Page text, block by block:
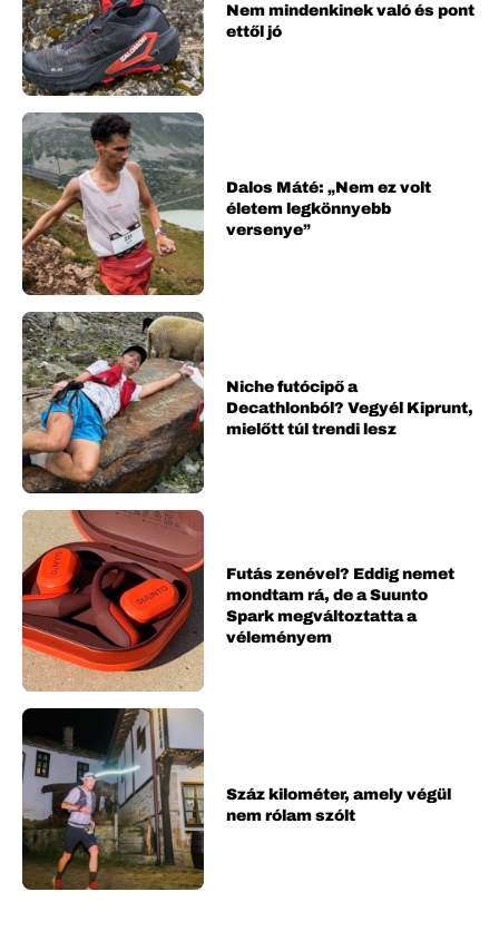
Nem mindenkinek való és pont
ettől jó
Dalos Máté: „Nem ez volt
életem legkönnyebb
versenye”
Niche futócipő a
Decathlonból? Vegyél Kiprunt,
mielőtt túl trendi lesz
Futás zenével? Eddig nemet
mondtam rá, de a Suunto
Spark megváltoztatta a
véleményem
Száz kilométer, amely végül
nem rólam szólt